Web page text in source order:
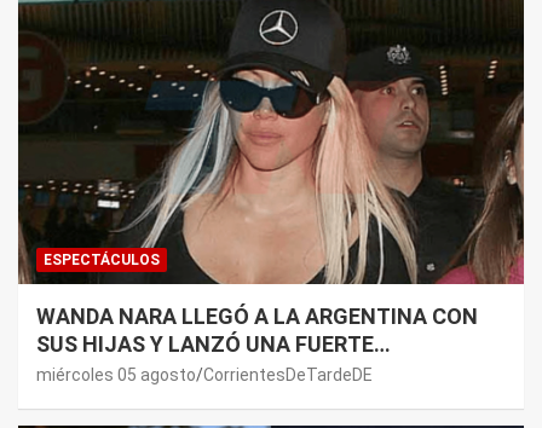
ESPECTÁCULOS
WANDA NARA LLEGÓ A LA ARGENTINA CON
SUS HIJAS Y LANZÓ UNA FUERTE
PREMONICIÓN SOBRE MAURO ICARDI
miércoles 05 agosto CorrientesDeTardeDE